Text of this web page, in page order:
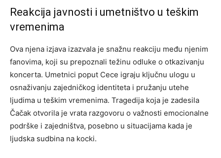
Reakcija javnosti i umetništvo u teškim
vremenima
Ova njena izjava izazvala je snažnu reakciju među njenim
fanovima, koji su prepoznali težinu odluke o otkazivanju
koncerta. Umetnici poput Cece igraju ključnu ulogu u
osnaživanju zajedničkog identiteta i pružanju utehe
ljudima u teškim vremenima. Tragedija koja je zadesila
Čačak otvorila je vrata razgovoru o važnosti emocionalne
podrške i zajedništva, posebno u situacijama kada je
ljudska sudbina na kocki.